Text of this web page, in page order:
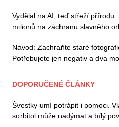
Vydělal na AI, teď střeží
milionů na záchranu slavného
Návod: Zachraňte staré
Potřebujete jen negativ a dva
DOPORUČENÉ ČLÁNKY
Švestky umí potrápit i pomoci.
sorbitol může nadýmat a bílý